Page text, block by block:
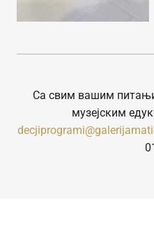
Са свим вашим
музејским